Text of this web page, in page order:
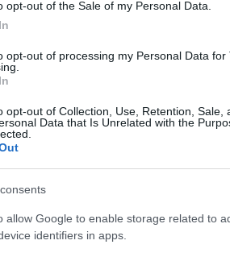
opt-out of the Sale of my Personal Data.
opt-out of processing my Personal Data for
opt-out of Collection, Use, Retention, Sale,
Data that Is Unrelated with the
allow Google to enable storage related to
identifiers in apps.
a Olbia: quali sono?
Ecco i supermercati che non chiudono a
Pasquetta a Olbia. Chi sta pensando di
all’ultimo a Pasqua a Olbia dovrà…
CRONACA
Il caro-voli di Pasqua: arrivare
ormai è un lusso
Tornare a Olbia per Pasqua è un lusso
Bastiani Con la Pasqua si ripresenta